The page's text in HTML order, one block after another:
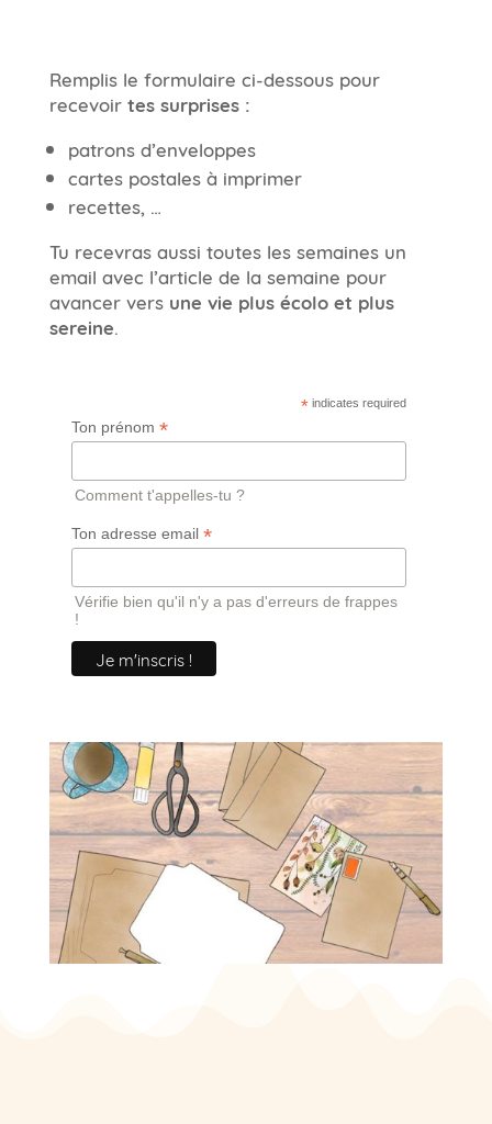
Remplis le formulaire ci-dessous pour
recevoir tes surprises :
patrons d’enveloppes
cartes postales à imprimer
recettes, …
Tu recevras aussi toutes les semaines un
email avec l’article de la semaine pour
avancer vers une vie plus écolo et plus
sereine.
* indicates required
Ton prénom *
Comment t'appelles-tu ?
Ton adresse email *
Vérifie bien qu'il n'y a pas d'erreurs de frappes
!